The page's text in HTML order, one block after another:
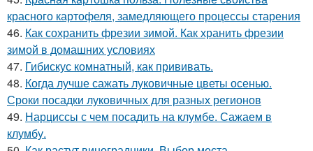
красного картофеля, замедляющего процессы старения
46. Как сохранить фрезии зимой. Как хранить фрезии
зимой в домашних условиях
47. Гибискус комнатный, как прививать.
48. Когда лучше сажать луковичные цветы осенью.
Сроки посадки луковичных для разных регионов
49. Нарциссы с чем посадить на клумбе. Сажаем в
клумбу.